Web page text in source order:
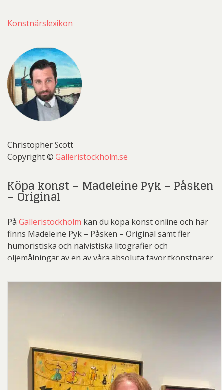
Konstnärslexikon
Christopher Scott
Copyright © Galleristockholm.se
Köpa konst – Madeleine Pyk – Påsken
– Original
På Galleristockholm kan du köpa konst online och här
finns Madeleine Pyk – Påsken – Original samt fler
humoristiska och naivistiska litografier och
oljemålningar av en av våra absoluta favoritkonstnärer.